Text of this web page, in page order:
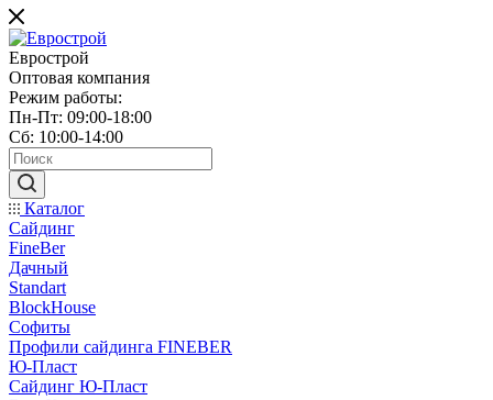
Еврострой
Оптовая компания
Режим работы:
Пн-Пт: 09:00-18:00
Сб: 10:00-14:00
Каталог
Сайдинг
FineBer
Дачный
Standart
BlockHouse
Софиты
Профили сайдинга FINEBER
Ю-Пласт
Сайдинг Ю-Пласт